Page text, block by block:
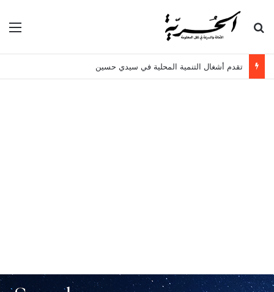
بحث عن
تقدم أشغال التنمية المحلية في سيدي حسين